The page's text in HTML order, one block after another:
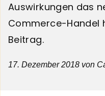
Auswirkungen das
Commerce-Handel
Beitrag.
17. Dezember 2018 von